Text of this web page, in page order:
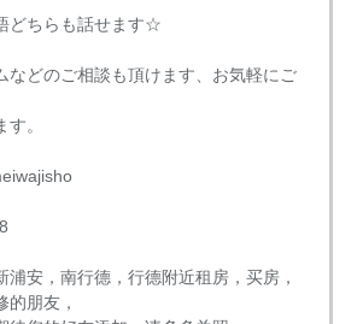
どちらも話せます☆
などのご相談も頂けます、お気軽にご
。
浦安，南行德，行德附近租房，买房，
的朋友，